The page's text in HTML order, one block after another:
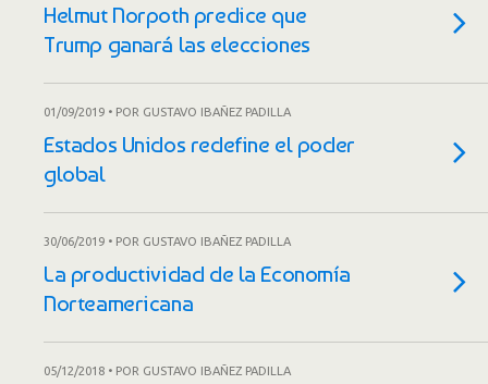
Helmut Norpoth predice que
Trump ganará las elecciones
01/09/2019 • POR GUSTAVO IBAÑEZ PADILLA
Estados Unidos redefine el poder
global
30/06/2019 • POR GUSTAVO IBAÑEZ PADILLA
La productividad de la Economía
Norteamericana
05/12/2018 • POR GUSTAVO IBAÑEZ PADILLA